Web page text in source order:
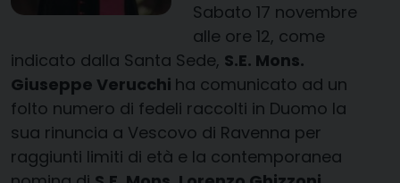
Sabato 17 novembre
alle ore 12, come
indicato dalla Santa Sede, S.E. Mons.
Giuseppe Verucchi ha comunicato ad un
folto numero di fedeli raccolti in Duomo la
sua rinuncia a Vescovo di Ravenna per
raggiunti limiti di età e la contemporanea